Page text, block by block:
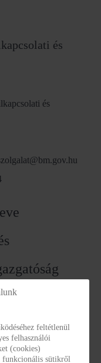
és
és
u. 49.
feltétlenül
felhasználói
(cookies)
funkcionális sütikről